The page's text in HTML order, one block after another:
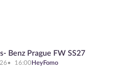
Benz Prague FW SS27
16:00 HeyFomo